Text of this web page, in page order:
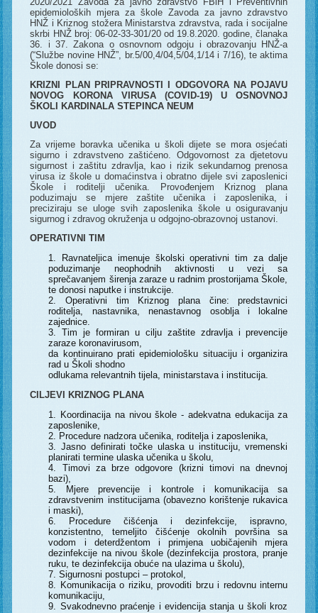
epidemioloških mjera za škole Zavoda za javno zdravstvo
HNŽ i Kriznog stožera Ministarstva zdravstva, rada i socijalne
skrbi HNŽ broj: 06-02-33-301/20 od 19.8.2020. godine, članaka
36. i 37. Zakona o osnovnom odgoju i obrazovanju HNŽ-a
(“Službe novine HNŽ”, br.5/00,4/04,5/04,1/14 i 7/16), te aktima
Škole donosi se:
KRIZNI PLAN PRIPRAVNOSTI I ODGOVORA NA POJAVU
NOVOG KORONA VIRUSA (COVID-19) U OSNOVNOJ
ŠKOLI KARDINALA STEPINCA NEUM
UVOD
Za vrijeme boravka učenika u školi dijete se mora osjećati
sigurno i zdravstveno zaštićeno. Odgovornost za djetetovu
sigurnost i zaštitu zdravlja, kao i rizik sekundarnog prenosa
virusa iz škole u domaćinstva i obratno dijele svi zaposlenici
Škole i roditelji učenika. Provođenjem Kriznog plana
poduzimaju se mjere zaštite učenika i zaposlenika, i
preciziraju se uloge svih zaposlenika škole u osiguravanju
sigurnog i zdravog okruženja u odgojno-obrazovnoj ustanovi.
OPERATIVNI TIM
Ravnateljica imenuje školski operativni tim za dalje
poduzimanje neophodnih aktivnosti u vezi sa
sprečavanjem širenja zaraze u radnim prostorijama Škole,
te donosi naputke i instrukcije.
Operativni tim Kriznog plana čine: predstavnici
roditelja, nastavnika, nenastavnog osoblja i lokalne
zajednice.
Tim je formiran u cilju zaštite zdravlja i prevencije
zaraze koronavirusom,
da kontinuirano prati epidemiološku situaciju i organizira
rad u Školi shodno
odlukama relevantnih tijela, ministarstava i institucija.
CILJEVI KRIZNOG PLANA
Koordinacija na nivou škole - adekvatna edukacija za
zaposlenike,
Procedure nadzora učenika, roditelja i zaposlenika,
Jasno definirati točke ulaska u instituciju, vremenski
planirati termine ulaska učenika u školu,
Timovi za brze odgovore (krizni timovi na dnevnoj
bazi),
Mjere prevencije i kontrole i komunikacija sa
zdravstvenim institucijama (obavezno korištenje rukavica
i maski),
Procedure čišćenja i dezinfekcije, ispravno,
konzistentno, temeljito čišćenje okolnih površina sa
vodom i deterdžentom i primjena uobičajenih mjera
dezinfekcije na nivou škole (dezinfekcija prostora, pranje
ruku, te dezinfekcija obuće na ulazima u školu),
Sigurnosni postupci – protokol,
Komunikacija o riziku, provoditi brzu i redovnu internu
komunikaciju,
Svakodnevno praćenje i evidencija stanja u školi kroz